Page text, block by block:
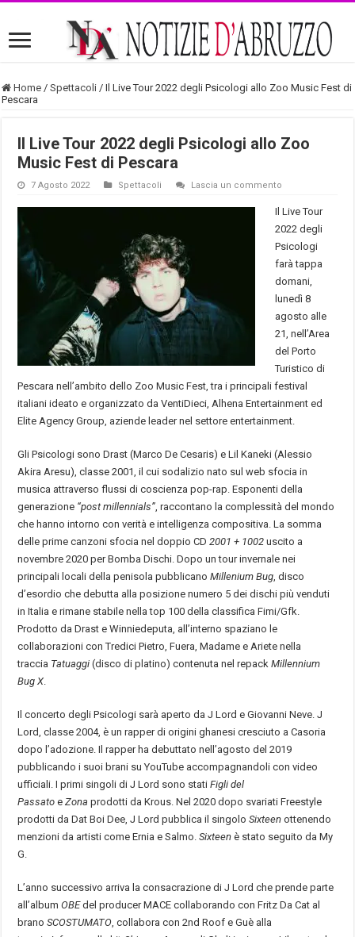
Home / Spettacoli / Il Live Tour 2022 degli Psicologi allo Zoo Music Fest di
Pescara
Il Live Tour 2022 degli Psicologi allo Zoo
Music Fest di Pescara
7 Agosto 2022 Spettacoli Lascia un commento
Il Live Tour
2022 degli
Psicologi
farà tappa
domani,
lunedì 8
agosto alle
21, nell’Area
del Porto
Turistico di
Pescara nell’ambito dello Zoo Music Fest, tra i principali festival
italiani ideato e organizzato da VentiDieci, Alhena Entertainment ed
Elite Agency Group, aziende leader nel settore entertainment.
Gli Psicologi sono Drast (Marco De Cesaris) e Lil Kaneki (Alessio
Akira Aresu), classe 2001, il cui sodalizio nato sul web sfocia in
musica attraverso flussi di coscienza pop-rap. Esponenti della
generazione “post millennials” , raccontano la complessità del mondo
che hanno intorno con verità e intelligenza compositiva. La somma
delle prime canzoni sfocia nel doppio CD2001 + 1002 uscito a
novembre 2020 per Bomba Dischi. Dopo un tour invernale nei
principali locali della penisola pubblicanoMillenium Bug , disco
d’esordio che debutta alla posizione numero 5 dei dischi più venduti
in Italia e rimane stabile nella top 100 della classifica Fimi/Gfk.
Prodotto da Drast e Winniedeputa, all’interno spaziano le
collaborazioni con Tredici Pietro, Fuera, Madame e Ariete nella
traccia Tatuaggi (disco di platino) contenuta nel repackMillennium
Bug X
Il concerto degli Psicologi sarà aperto da J Lord e Giovanni Neve. J
Lord, classe 2004, è un rapper di origini ghanesi cresciuto a Casoria
dopo l’adozione. Il rapper ha debuttato nell’agosto del 2019
pubblicando i suoi brani su YouTube accompagnandoli con video
ufficiali. I primi singoli di J Lord sono statiFigli del
Passato eZona prodotti da Krous. Nel 2020 dopo svariati Freestyle
prodotti da Dat Boi Dee, J Lord pubblica il singoloSixteen ottenendo
menzioni da artisti come Ernia e Salmo.Sixteen è stato seguito da My
G.
L’anno successivo arriva la consacrazione di J Lord che prende parte
all’albumOBEdel producer MACE collaborando con Fritz Da Cat al
branoSCOSTUMATO , collabora con 2nd Roof e Guè alla